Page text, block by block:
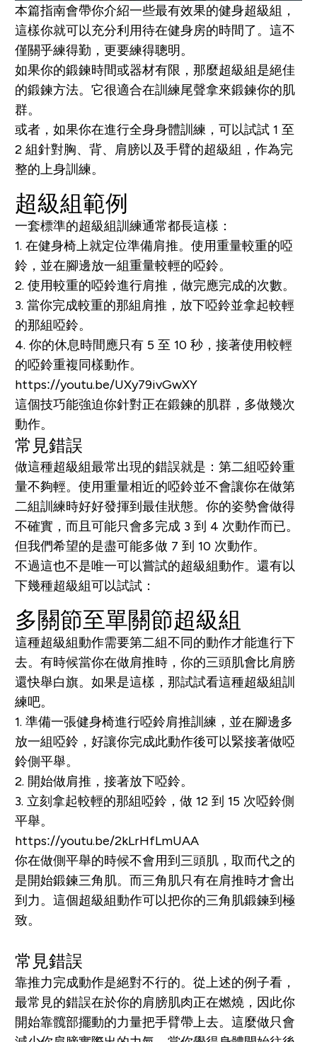
本篇指南會帶你介紹一些最有效果的健身超級組，
這樣你就可以充分利用待在健身房的時間了。這不
僅關乎練得勤，更要練得聰明。
如果你的鍛鍊時間或器材有限，那麼超級組是絕佳
的鍛鍊方法。它很適合在訓練尾聲拿來鍛鍊你的肌
群。
或者，如果你在進行全身身體訓練，可以試試 1 至
2 組針對胸、背、肩膀以及手臂的超級組，作為完
整的上身訓練。
超級組範例
一套標準的超級組訓練通常都長這樣：
1. 在健身椅上就定位準備肩推。使用重量較重的啞
鈴，並在腳邊放一組重量較輕的啞鈴。
2. 使用較重的啞鈴進行肩推，做完應完成的次數。
3. 當你完成較重的那組肩推，放下啞鈴並拿起較輕
的那組啞鈴。
4. 你的休息時間應只有 5 至 10 秒，接著使用較輕
的啞鈴重複同樣動作。
https://youtu.be/UXy79ivGwXY
這個技巧能強迫你針對正在鍛鍊的肌群，多做幾次
動作。
常見錯誤
做這種超級組最常出現的錯誤就是：第二組啞鈴重
量不夠輕。使用重量相近的啞鈴並不會讓你在做第
二組訓練時好好發揮到最佳狀態。你的姿勢會做得
不確實，而且可能只會多完成 3 到 4 次動作而已。
但我們希望的是盡可能多做 7 到 10 次動作。
不過這也不是唯一可以嘗試的超級組動作。還有以
下幾種超級組可以試試：
多關節至單關節超級組
這種超級組動作需要第二組不同的動作才能進行下
去。有時候當你在做肩推時，你的三頭肌會比肩膀
還快舉白旗。如果是這樣，那試試看這種超級組訓
練吧。
1. 準備一張健身椅進行啞鈴肩推訓練，並在腳邊多
放一組啞鈴，好讓你完成此動作後可以緊接著做啞
鈴側平舉。
2. 開始做肩推，接著放下啞鈴。
3. 立刻拿起較輕的那組啞鈴，做 12 到 15 次啞鈴側
平舉。
https://youtu.be/2kLrHfLmUAA
你在做側平舉的時候不會用到三頭肌，取而代之的
是開始鍛鍊三角肌。而三角肌只有在肩推時才會出
到力。這個超級組動作可以把你的三角肌鍛鍊到極
致。
常見錯誤
靠推力完成動作是絕對不行的。從上述的例子看，
最常見的錯誤在於你的肩膀肌肉正在燃燒，因此你
開始靠髖部擺動的力量把手臂帶上去。這麼做只會